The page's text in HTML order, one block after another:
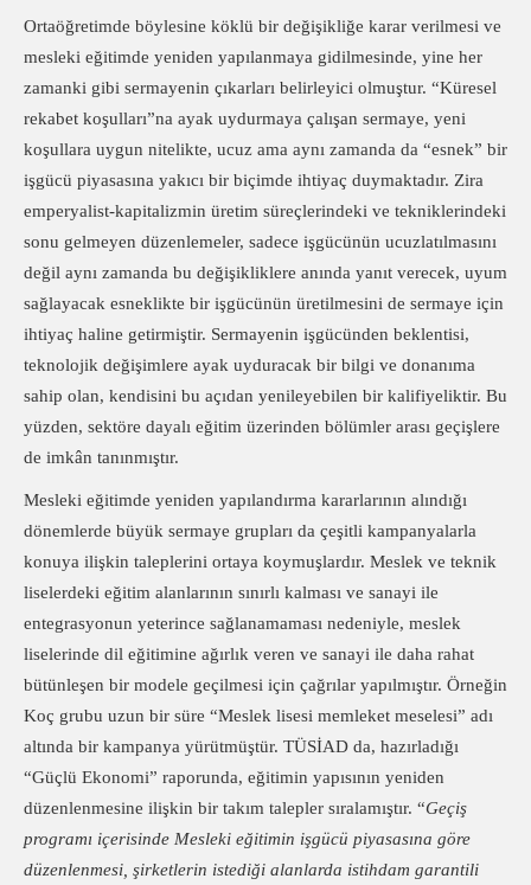
Ortaöğretimde böylesine köklü bir değişikliğe karar verilmesi ve
mesleki eğitimde yeniden yapılanmaya gidilmesinde, yine her
zamanki gibi sermayenin çıkarları belirleyici olmuştur. “Küresel
rekabet koşulları”na ayak uydurmaya çalışan sermaye, yeni
koşullara uygun nitelikte, ucuz ama aynı zamanda da “esnek” bir
işgücü piyasasına yakıcı bir biçimde ihtiyaç duymaktadır. Zira
emperyalist-kapitalizmin üretim süreçlerindeki ve tekniklerindeki
sonu gelmeyen düzenlemeler, sadece işgücünün ucuzlatılmasını
değil aynı zamanda bu değişikliklere anında yanıt verecek, uyum
sağlayacak esneklikte bir işgücünün üretilmesini de sermaye için
ihtiyaç haline getirmiştir. Sermayenin işgücünden beklentisi,
teknolojik değişimlere ayak uyduracak bir bilgi ve donanıma
sahip olan, kendisini bu açıdan yenileyebilen bir kalifiyeliktir. Bu
yüzden, sektöre dayalı eğitim üzerinden bölümler arası geçişlere
de imkân tanınmıştır.
Mesleki eğitimde yeniden yapılandırma kararlarının alındığı
dönemlerde büyük sermaye grupları da çeşitli kampanyalarla
konuya ilişkin taleplerini ortaya koymuşlardır. Meslek ve teknik
liselerdeki eğitim alanlarının sınırlı kalması ve sanayi ile
entegrasyonun yeterince sağlanamaması nedeniyle, meslek
liselerinde dil eğitimine ağırlık veren ve sanayi ile daha rahat
bütünleşen bir modele geçilmesi için çağrılar yapılmıştır. Örneğin
Koç grubu uzun bir süre “Meslek lisesi memleket meselesi” adı
altında bir kampanya yürütmüştür. TÜSİAD da, hazırladığı
“Güçlü Ekonomi” raporunda, eğitimin yapısının yeniden
düzenlenmesine ilişkin bir takım talepler sıralamıştır. “Geçiş
programı içerisinde Mesleki eğitimin işgücü piyasasına göre
düzenlenmesi, şirketlerin istediği alanlarda istihdam garantili